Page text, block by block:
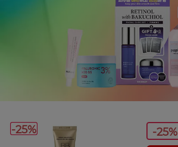
-25% -25%